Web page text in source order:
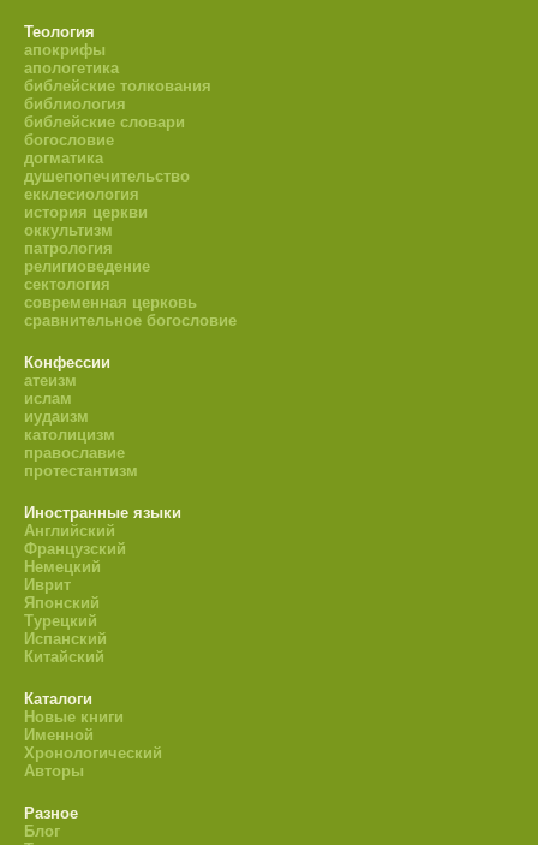
Теология
апокрифы
апологетика
библейские толкования
библиология
библейские словари
богословие
догматика
душепопечительство
екклесиология
история церкви
оккультизм
патрология
религиоведение
сектология
современная церковь
сравнительное богословие
Конфессии
атеизм
ислам
иудаизм
католицизм
православие
протестантизм
Иностранные языки
Английский
Французский
Немецкий
Иврит
Японский
Турецкий
Испанский
Китайский
Каталоги
Новые книги
Именной
Хронологический
Авторы
Разное
Блог